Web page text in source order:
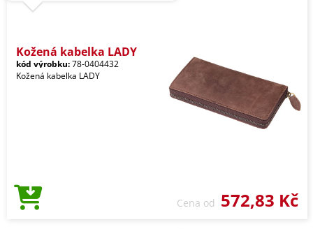
Kožená kabelka LADY
kód výrobku:78-0404432
Kožená kabelka LADY
Cena od 572,83 Kč